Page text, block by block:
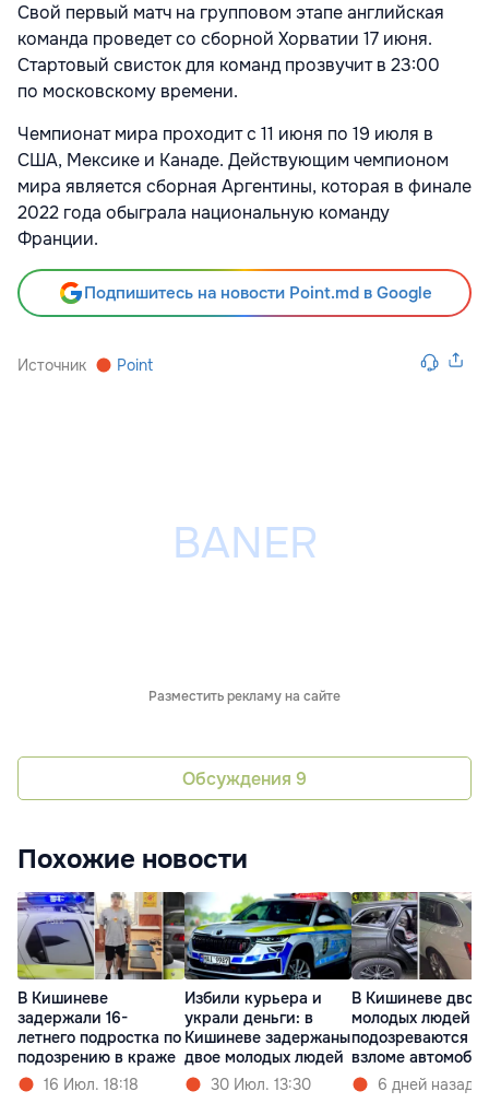
Свой первый матч на групповом этапе английская
команда проведет со сборной Хорватии 17 июня.
Стартовый свисток для команд прозвучит в 23:00
по московскому времени.
Чемпионат мира проходит с 11 июня по 19 июля в
США, Мексике и Канаде. Действующим чемпионом
мира является сборная Аргентины, которая в финале
2022 года обыграла национальную команду
Франции.
Подпишитесь на новости Point.md в Google
Источник Point
Разместить рекламу на сайте
Обсуждения 9
Похожие новости
В Кишиневе
задержали 16-
летнего подростка по
подозрению в краже
16 Июл. 18:18
Избили курьера и
украли деньги: в
Кишиневе задержаны
двое молодых людей
30 Июл. 13:30
В Кишиневе двое
молодых людей
подозреваются во
взломе
6 дней назад